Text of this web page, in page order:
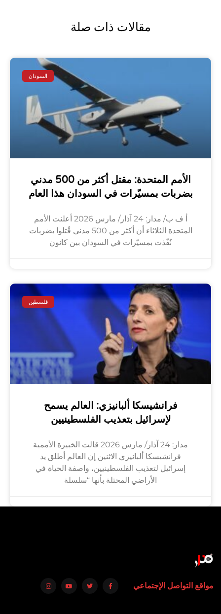
مقالات ذات صلة
السودان
الأمم المتحدة: مقتل أكثر من 500 مدني
بضربات بمسيّرات في السودان هذا العام
أ ف ب/ مدار: 24 آذار/ مارس 2026 أعلنت الأمم
المتحدة الثلاثاء أن أكثر من 500 مدني قُتلوا بضربات
نُفّذت بمسيّرات في السودان بين كانون
فلسطين
فرانشيسكا ألبانيزي: العالم يسمح
لإسرائيل بتعذيب الفلسطينيين
مدار: 24 آذار/ مارس 2026 قالت الخبيرة الأممية
فرانشيسكا ألبانيزي الاثنين إن العالم أطلق يد
إسرائيل لتعذيب الفلسطينيين، واصفة الحياة في
الأراضي المحتلة بأنها “سلسلة
مواقع التواصل الإجتماعي